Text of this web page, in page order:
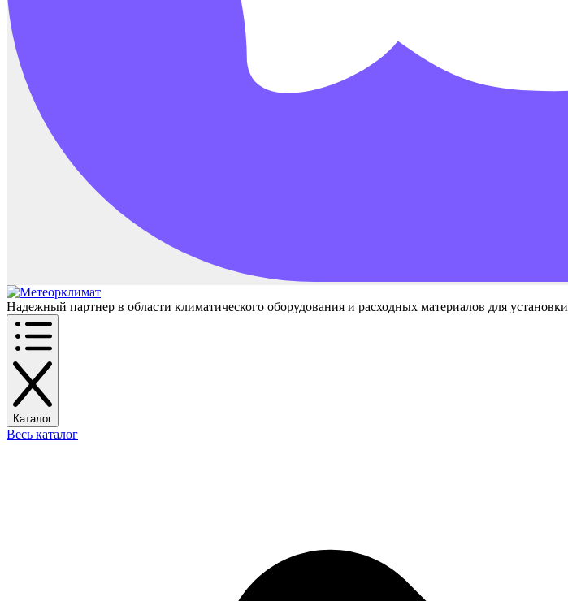
Надежный партнер в области климатического оборудования и расходных материалов для установки
Каталог
Весь каталог